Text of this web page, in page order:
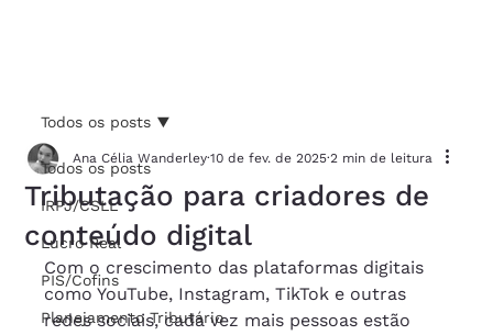
Todos os posts
IRPJ/CSLL
Lucro Real
PIS/Cofins
Planejamento Tributário
Todos os posts
Tributação para criadores de
conteúdo digital
Ana Célia Wanderley 10 de fev. de 2025 2 min de leitura
Com o crescimento das plataformas digitais
como YouTube, Instagram, TikTok e outras
redes sociais, cada vez mais pessoas estão